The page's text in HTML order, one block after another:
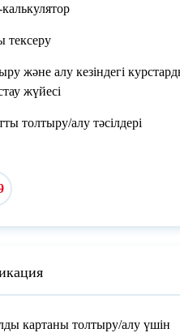
тексеру
және алу кезіндегі
жүйесі
толтыру/алу тәсілдері
картаны толтыру/алу үшін